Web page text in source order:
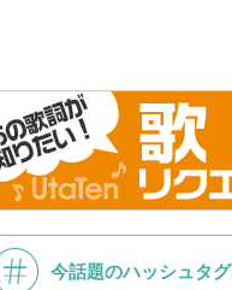
今話題のハッシュタグ